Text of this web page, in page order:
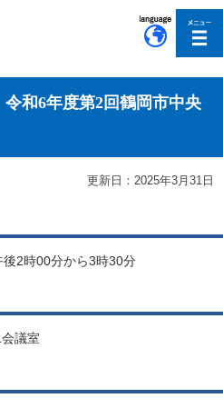
和6年度第2回鶴岡市中央
更新日：2025年3月31日
2時00分から3時30分
議室